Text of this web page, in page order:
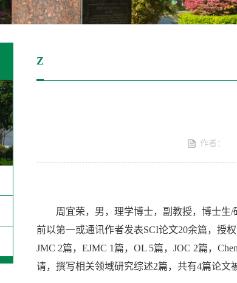
Z
作者：
周宜荣，男，理学博士，副教授，博士
前以第一或通讯作者发表SCI论文20余篇，授
JMC 2篇，EJMC 1篇，OL 5篇，JOC 2篇，
请，撰写相关领域研究综述2篇，共有4篇论文